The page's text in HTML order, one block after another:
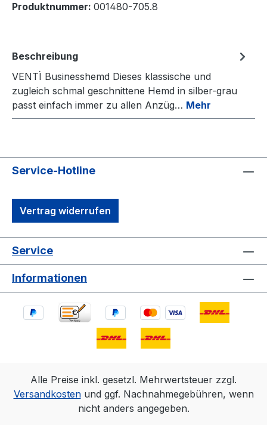
Produktnummer: 001480-705.8
Beschreibung
VENTÌ Businesshemd Dieses klassische und
zugleich schmal geschnittene Hemd in silber-grau
passt einfach immer zu allen Anzüg… Mehr
Service-Hotline
Vertrag widerrufen
Service
Informationen
Alle Preise inkl. gesetzl. Mehrwertsteuer zzgl.
Versandkostenund ggf. Nachnahmegebühren, wenn
nicht anders angegeben.